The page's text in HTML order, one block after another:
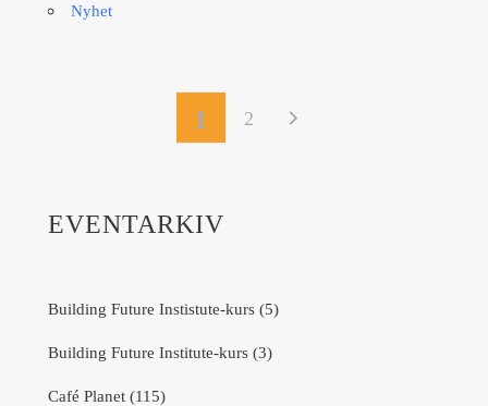
Nyhet
1 2
EVENTARKIV
Building Future Instistute-kurs (5)
Building Future Institute-kurs (3)
Café Planet (115)